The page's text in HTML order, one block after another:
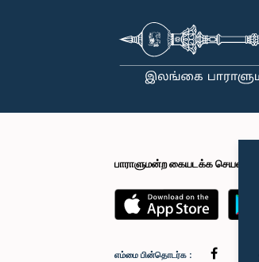
பாராளுமன்ற கையடக்க செயலி
எம்மை பின்தொடர்க :